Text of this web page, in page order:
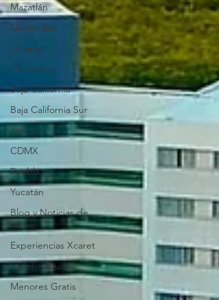
Mazatlán
Nacionales
Chiapas
Chihuahua
Baja California
Baja California Sur
Jalisco
CDMX
Puebla
Yucatán
Blog y Noticias de
Viajes
Experiencias Xcaret
Hotel + Tours
Menores Gratis